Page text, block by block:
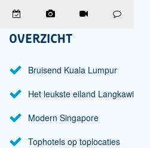
OVERZICHT
Bruisend Kuala Lumpur
Het leukste eiland Langkawi
Modern Singapore
Tophotels op toplocaties